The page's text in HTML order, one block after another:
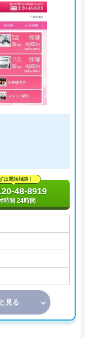
は電話相談！
48-8919
時間 24時間
見る